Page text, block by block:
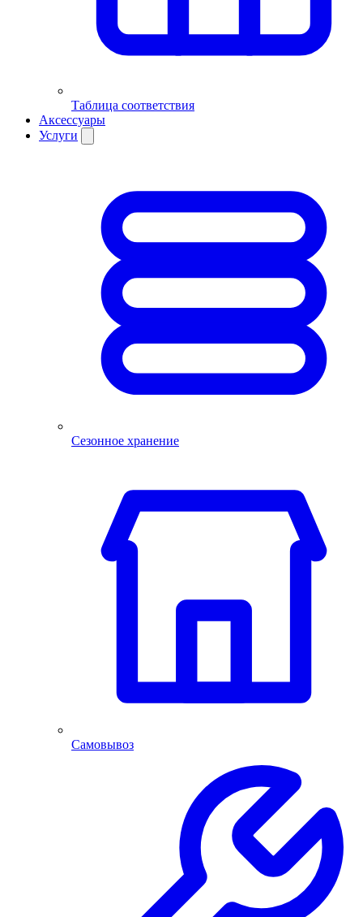
Таблица соответствия
Аксессуары
Услуги
Сезонное хранение
Самовывоз